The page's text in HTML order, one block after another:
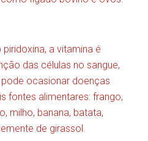
a vitamina é
das células no sangue,
ocasionar doenças
fontes alimentares: frango,
milho, banana, batata,
de girassol.